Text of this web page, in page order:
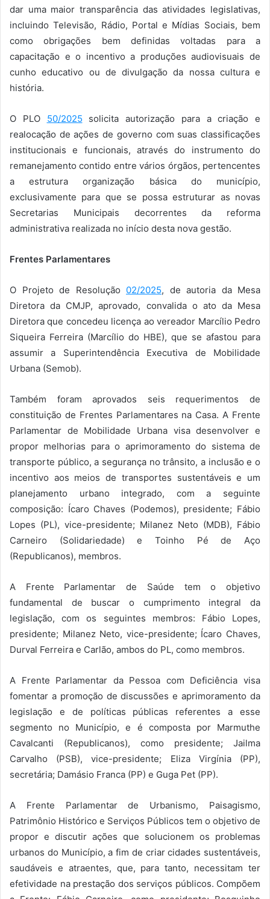
dar uma maior transparência das atividades legislativas,
incluindo Televisão, Rádio, Portal e Mídias Sociais, bem
como obrigações bem definidas voltadas para a
capacitação e o incentivo a produções audiovisuais de
cunho educativo ou de divulgação da nossa cultura e
história.
O PLO 50/2025 solicita autorização para a criação e
realocação de ações de governo com suas classificações
institucionais e funcionais, através do instrumento do
remanejamento contido entre vários órgãos, pertencentes
a estrutura organização básica do município,
exclusivamente para que se possa estruturar as novas
Secretarias Municipais decorrentes da reforma
administrativa realizada no início desta nova gestão.
Frentes Parlamentares
O Projeto de Resolução 02/2025, de autoria da Mesa
Diretora da CMJP, aprovado, convalida o ato da Mesa
Diretora que concedeu licença ao vereador Marcílio Pedro
Siqueira Ferreira (Marcílio do HBE), que se afastou para
assumir a Superintendência Executiva de Mobilidade
Urbana (Semob).
Também foram aprovados seis requerimentos de
constituição de Frentes Parlamentares na Casa. A Frente
Parlamentar de Mobilidade Urbana visa desenvolver e
propor melhorias para o aprimoramento do sistema de
transporte público, a segurança no trânsito, a inclusão e o
incentivo aos meios de transportes sustentáveis e um
planejamento urbano integrado, com a seguinte
composição: Ícaro Chaves (Podemos), presidente; Fábio
Lopes (PL), vice-presidente; Milanez Neto (MDB), Fábio
Carneiro (Solidariedade) e Toinho Pé de Aço
(Republicanos), membros.
A Frente Parlamentar de Saúde tem o objetivo
fundamental de buscar o cumprimento integral da
legislação, com os seguintes membros: Fábio Lopes,
presidente; Milanez Neto, vice-presidente; Ícaro Chaves,
Durval Ferreira e Carlão, ambos do PL, como membros.
A Frente Parlamentar da Pessoa com Deficiência visa
fomentar a promoção de discussões e aprimoramento da
legislação e de políticas públicas referentes a esse
segmento no Município, e é composta por Marmuthe
Cavalcanti (Republicanos), como presidente; Jailma
Carvalho (PSB), vice-presidente; Eliza Virgínia (PP),
secretária; Damásio Franca (PP) e Guga Pet (PP).
A Frente Parlamentar de Urbanismo, Paisagismo,
Patrimônio Histórico e Serviços Públicos tem o objetivo de
propor e discutir ações que solucionem os problemas
urbanos do Município, a fim de criar cidades sustentáveis,
saudáveis e atraentes, que, para tanto, necessitam ter
efetividade na prestação dos serviços públicos. Compõem